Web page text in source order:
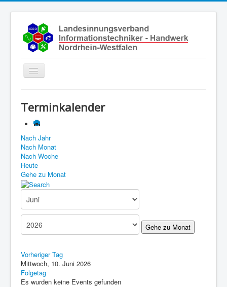
Toggle
Aktuelles
Leistungen
Ausbildung
Fachbetriebe
Unsere Kontaktdaten
Links
Impressum
Datenschutz
Terminkalender
Nach Jahr
Nach Monat
Nach Woche
Heute
Gehe zu Monat
Gehe zu Monat
Vorheriger Tag
Mittwoch, 10. Juni 2026
Folgetag
Es wurden keine Events gefunden